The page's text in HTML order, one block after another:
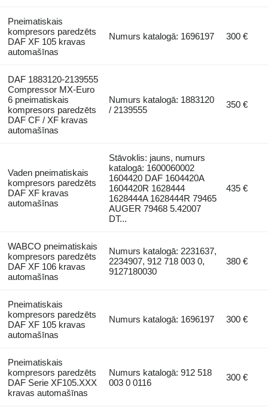
Pneimatiskais
kompresors paredzēts
DAF XF 105 kravas
automašīnas
Numurs katalogā: 1696197 300 €
DAF 1883120-2139555
Compressor MX-Euro
6 pneimatiskais
kompresors paredzēts
DAF CF / XF kravas
automašīnas
Numurs katalogā: 1883120
/ 2139555
350 €
Vaden pneimatiskais
kompresors paredzēts
DAF XF kravas
automašīnas
Stāvoklis: jauns, numurs
katalogā: 1600060002
1604420 DAF 1604420A
1604420R 1628444
1628444A 1628444R 79465
AUGER 79468 5.42007
DT...
435 €
WABCO pneimatiskais
kompresors paredzēts
DAF XF 106 kravas
automašīnas
Numurs katalogā: 2231637,
2234907, 912 718 003 0,
9127180030
380 €
Pneimatiskais
kompresors paredzēts
DAF XF 105 kravas
automašīnas
Numurs katalogā: 1696197 300 €
Pneimatiskais
kompresors paredzēts
DAF Serie XF105.XXX
kravas automašīnas
Numurs katalogā: 912 518
003 0 0116
300 €